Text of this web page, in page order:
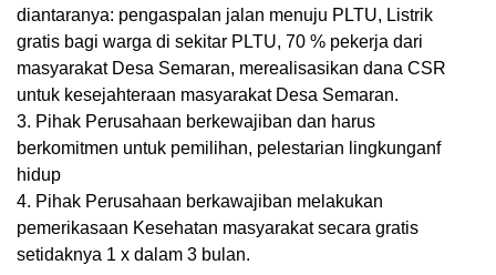
diantaranya: pengaspalan jalan menuju PLTU, Listrik
gratis bagi warga di sekitar PLTU, 70 % pekerja dari
masyarakat Desa Semaran, merealisasikan dana CSR
untuk kesejahteraan masyarakat Desa Semaran.
3. Pihak Perusahaan berkewajiban dan harus
berkomitmen untuk pemilihan, pelestarian lingkunganf
hidup
4. Pihak Perusahaan berkawajiban melakukan
pemerikasaan Kesehatan masyarakat secara gratis
setidaknya 1 x dalam 3 bulan.